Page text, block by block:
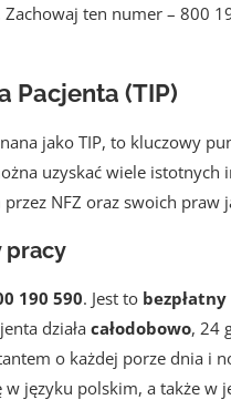
Zachowaj ten numer – 800
Pacjenta (TIP)
jako TIP, to kluczowy
uzyskać wiele
NFZ oraz swoich praw
pracy
190 590. Jest to
działa całodobowo, 24
o każdej porze dnia i
języku polskim, a także w